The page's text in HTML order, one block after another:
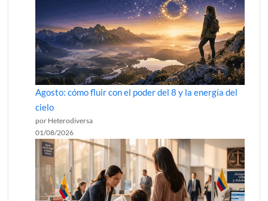
Agosto: cómo fluir con el poder del 8 y la energía del
cielo
por Heterodiversa
01/08/2026